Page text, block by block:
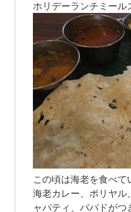
ホリデーランチミー
この頃は海老を食べて
海老カレー、ポリヤル
ャパティ、パパドがつ